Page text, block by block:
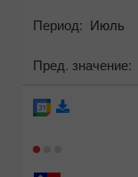
Период: Июль
Пред. значение: